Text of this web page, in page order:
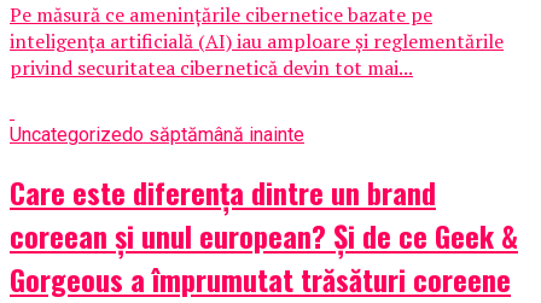
Pe măsură ce amenințările cibernetice bazate pe
inteligența artificială (AI) iau amploare și reglementările
privind securitatea cibernetică devin tot mai...
Uncategorizedo săptămână inainte
Care este diferența dintre un brand
coreean și unul european? Și de ce Geek &
Gorgeous a împrumutat trăsături coreene